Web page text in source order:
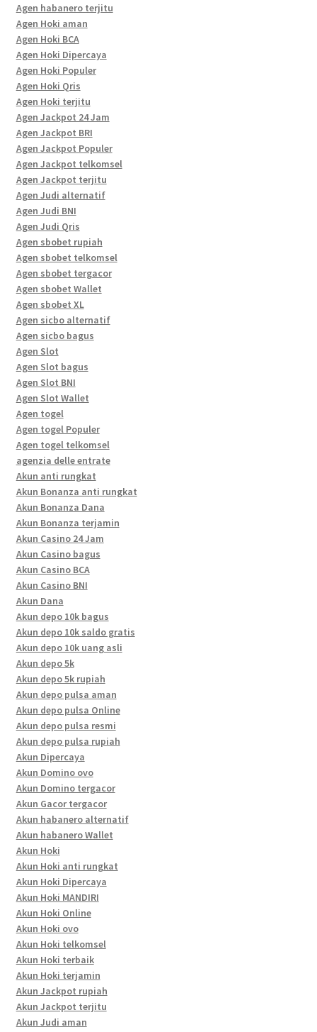
Agen habanero terjitu
Agen Hoki aman
Agen Hoki BCA
Agen Hoki Dipercaya
Agen Hoki Populer
Agen Hoki Qris
Agen Hoki terjitu
Agen Jackpot 24 Jam
Agen Jackpot BRI
Agen Jackpot Populer
Agen Jackpot telkomsel
Agen Jackpot terjitu
Agen Judi alternatif
Agen Judi BNI
Agen Judi Qris
Agen sbobet rupiah
Agen sbobet telkomsel
Agen sbobet tergacor
Agen sbobet Wallet
Agen sbobet XL
Agen sicbo alternatif
Agen sicbo bagus
Agen Slot
Agen Slot bagus
Agen Slot BNI
Agen Slot Wallet
Agen togel
Agen togel Populer
Agen togel telkomsel
agenzia delle entrate
Akun anti rungkat
Akun Bonanza anti rungkat
Akun Bonanza Dana
Akun Bonanza terjamin
Akun Casino 24 Jam
Akun Casino bagus
Akun Casino BCA
Akun Casino BNI
Akun Dana
Akun depo 10k bagus
Akun depo 10k saldo gratis
Akun depo 10k uang asli
Akun depo 5k
Akun depo 5k rupiah
Akun depo pulsa aman
Akun depo pulsa Online
Akun depo pulsa resmi
Akun depo pulsa rupiah
Akun Dipercaya
Akun Domino ovo
Akun Domino tergacor
Akun Gacor tergacor
Akun habanero alternatif
Akun habanero Wallet
Akun Hoki
Akun Hoki anti rungkat
Akun Hoki Dipercaya
Akun Hoki MANDIRI
Akun Hoki Online
Akun Hoki ovo
Akun Hoki telkomsel
Akun Hoki terbaik
Akun Hoki terjamin
Akun Jackpot rupiah
Akun Jackpot terjitu
Akun Judi aman